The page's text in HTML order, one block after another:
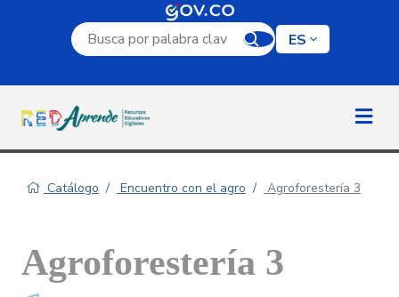
Campo de búsqueda por palabra clave
ES
Catálogo Encuentro con el agro Agroforestería 3
Agroforestería 3